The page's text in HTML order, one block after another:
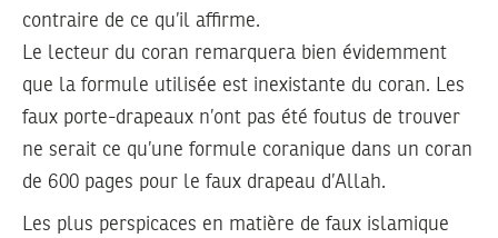
contraire de ce qu’il affirme.
Le lecteur du coran remarquera bien évidemment
que la formule utilisée est inexistante du coran. Les
faux porte-drapeaux n’ont pas été foutus de trouver
ne serait ce qu’une formule coranique dans un coran
de 600 pages pour le faux drapeau d’Allah.
Les plus perspicaces en matière de faux islamique